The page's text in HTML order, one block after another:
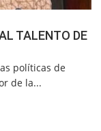
TALENTO DE
políticas de
de la...